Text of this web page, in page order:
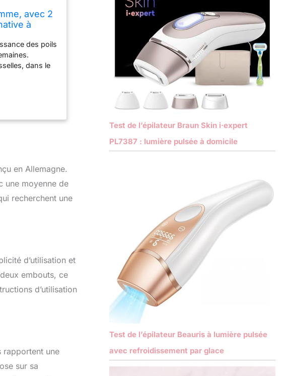
avec 2
à
des poils
dans le
minutes avec
optimal entre
Filtre
bras, de la
site Braun
en Allemagne.
une moyenne de
recherchent une
d’utilisation et
embouts, ce
d’utilisation
rapportent une
sur sa
Test de l’épilateur Braun Skin i·expert
PL7387 : lumière pulsée à domicile
Test de l’épilateur Beauris à lumière pulsée
avec refroidissement par glace